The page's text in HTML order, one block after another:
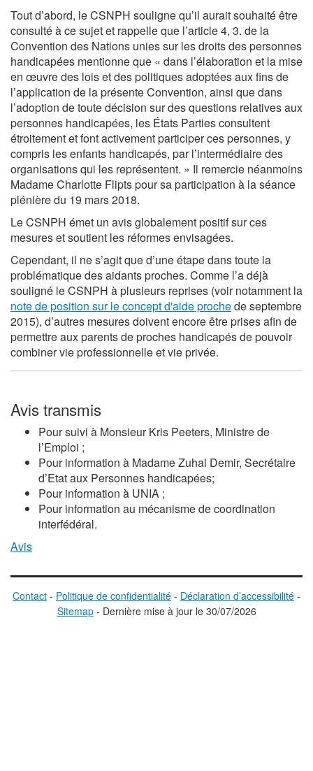
Tout d’abord, le CSNPH souligne qu’il aurait souhaité être
consulté à ce sujet et rappelle que l’article 4, 3. de la
Convention des Nations unies sur les droits des personnes
handicapées mentionne que « dans l’élaboration et la mise
en œuvre des lois et des politiques adoptées aux fins de
l’application de la présente Convention, ainsi que dans
l’adoption de toute décision sur des questions relatives aux
personnes handicapées, les États Parties consultent
étroitement et font activement participer ces personnes, y
compris les enfants handicapés, par l’intermédiaire des
organisations qui les représentent. » Il remercie néanmoins
Madame Charlotte Flipts pour sa participation à la séance
plénière du 19 mars 2018.
Le CSNPH émet un avis globalement positif sur ces
mesures et soutient les réformes envisagées.
Cependant, il ne s’agit que d’une étape dans toute la
problématique des aidants proches. Comme l’a déjà
souligné le CSNPH à plusieurs reprises (voir notamment la
note de position sur le concept d'aide prochede septembre
2015), d’autres mesures doivent encore être prises afin de
permettre aux parents de proches handicapés de pouvoir
combiner vie professionnelle et vie privée.
Avis transmis
Pour suivi à MonsieurKris Peeters, Ministre de
l’Emploi ;
Pour information à Madame Zuhal Demir, Secrétaire
d’Etat aux Personnes handicapées;
Pour information à UNIA ;
Pour information au mécanisme de coordination
interfédéral.
Avis
Contact - Politique de confidentialité - Déclaration d’accessibilité -
Sitemap - Dernière mise à jour le30/07/2026